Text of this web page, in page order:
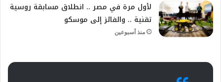
لأول مرة في مصر .. انطلاق مسابقة روسية
تقنية .. والفائز إلى موسكو
منذ أسبوعين